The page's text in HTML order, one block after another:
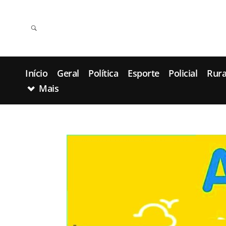
Início Geral Política Esporte Policial
Mais